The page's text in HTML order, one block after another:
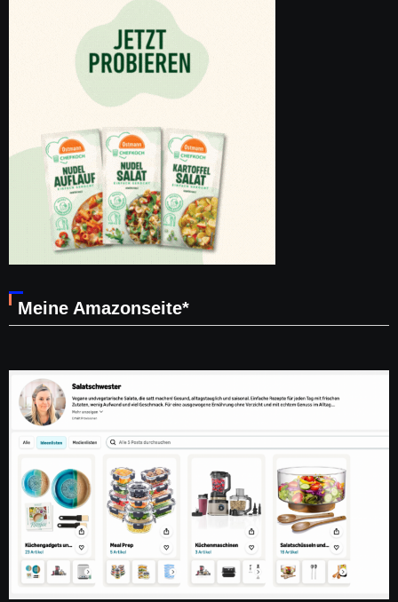
Meine Amazonseite*